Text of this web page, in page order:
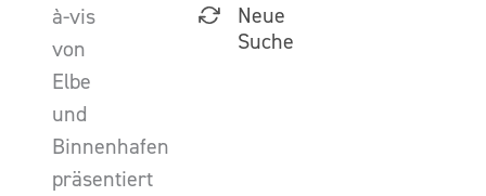
à-vis
von
Elbe
und
Binnenhafen
präsentiert
Neue
Suche